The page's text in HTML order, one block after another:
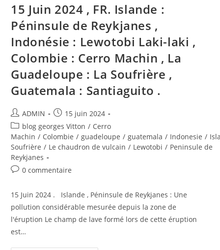
Soufrière
,
Guatemala
:
Santiaguito
.
15 Juin 2024 , FR. Islande :
Péninsule de Reykjanes ,
Indonésie : Lewotobi Laki-laki ,
Colombie : Cerro Machin , La
Guadeloupe : La Soufrière ,
Guatemala : Santiaguito .
Auteur/autrice
de
la
publication :
ADMIN
Publication
publiée :
15 juin 2024
Post
category:
blog georges Vitton / Cerro
Machin / Colombie / guadeloupe / guatemala / Indonesie /
Soufrière / Le chaudron de vulcain / Lewotobi / Peninsule de
Reykjanes
Commentaires
publication :
0 commentaire
15 Juin 2024 . Islande , Péninsule de Reykjanes : Une
pollution considérable mesurée depuis la zone de
l'éruption Le champ de lave formé lors de cette éruption
est…